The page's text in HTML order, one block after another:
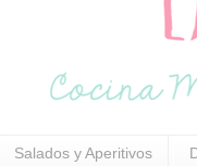
Salados y Aperitivos